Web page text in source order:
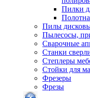
Пилки
Пилы
Пылесосы,
Сварочные
Станки
Степлеры
Стойки для
Фрезеры
Фрезы